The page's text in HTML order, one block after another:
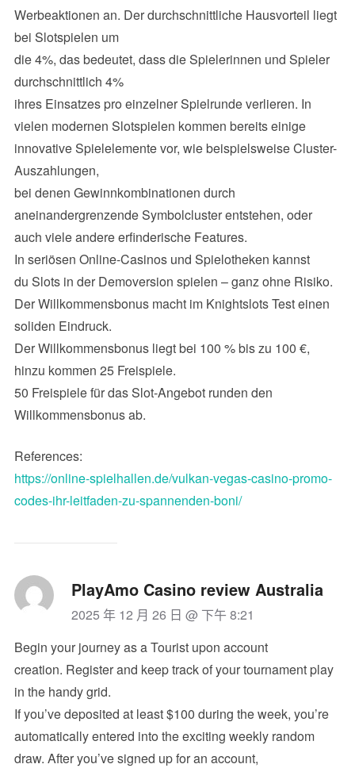
Werbeaktionen an. Der durchschnittliche Hausvorteil liegt
bei Slotspielen um
die 4%, das bedeutet, dass die Spielerinnen und Spieler
durchschnittlich 4%
ihres Einsatzes pro einzelner Spielrunde verlieren. In
vielen modernen Slotspielen kommen bereits einige
innovative Spielelemente vor, wie beispielsweise Cluster-
Auszahlungen,
bei denen Gewinnkombinationen durch
aneinandergrenzende Symbolcluster entstehen, oder
auch viele andere erfinderische Features.
In seriösen Online-Casinos und Spielotheken kannst
du Slots in der Demoversion spielen – ganz ohne Risiko.
Der Willkommensbonus macht im Knightslots Test einen
soliden Eindruck.
Der Willkommensbonus liegt bei 100 % bis zu 100 €,
hinzu kommen 25 Freispiele.
50 Freispiele für das Slot-Angebot runden den
Willkommensbonus ab.
References:
https://online-spielhallen.de/vulkan-vegas-casino-promo-
codes-ihr-leitfaden-zu-spannenden-boni/
PlayAmo Casino review Australia
2025 年 12 月 26 日 @ 下午 8:21
Begin your journey as a Tourist upon account
creation. Register and keep track of your tournament play
in the handy grid.
If you’ve deposited at least $100 during the week, you’re
automatically entered into the exciting weekly random
draw. After you’ve signed up for an account,